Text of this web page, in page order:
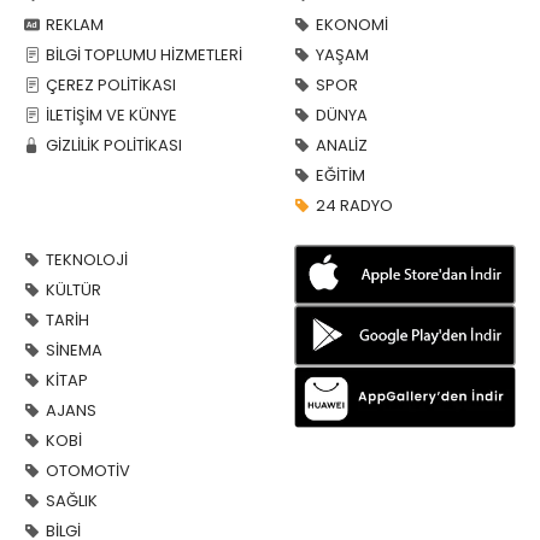
REKLAM
BİLGİ TOPLUMU HİZMETLERİ
ÇEREZ POLİTİKASI
İLETİŞİM VE KÜNYE
GİZLİLİK POLİTİKASI
EKONOMİ
YAŞAM
SPOR
DÜNYA
ANALİZ
EĞİTİM
24 RADYO
TEKNOLOJİ
KÜLTÜR
TARİH
SİNEMA
KİTAP
AJANS
KOBİ
OTOMOTİV
SAĞLIK
BİLGİ